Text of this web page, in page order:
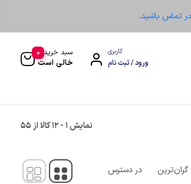
در تماس باشید.
کاربری
ورود / ثبت نام
سبد خرید
خالی است
0
نمایش1
-
12کالا از 55
گران‌ترین در دسترس